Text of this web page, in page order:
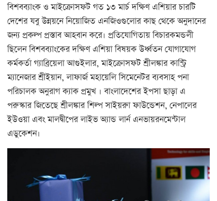
বিশবব্যাংক ও মাইক্রোসফট গত ১৩ মার্চ দক্ষিণ এশিয়ার চারটি
দেশের যবু উন্নয়নে নিয়োজিত এনজিওগুলোর কাছ থেকে অনুদানের
জন্য প্রকল্প প্রস্তাব আহবান করে। প্রতিযোগিতায় বিচারকমন্ডলী
ছিলেন বিশবব্যাংকের দক্ষিণ এশিয়া বিষয়ক উর্ধ্বতন যোগাযোগ
কর্মকর্তা গ্যাব্রিয়েলা আগুইলার, মাইক্রোসফট শ্রীলঙ্কার কান্ট্রি
ম্যানেজার শ্রীইয়ান, লাফার্জ মহায়েলি সিমেনেটর ব্যবসাহ পনা
পরিচালক অনুরাগ ক্যাক প্রমুখ । বাংলাদেশের ইপসা ছাড়া এ
পরুস্কার জিতেছে শ্রীলঙ্কার শিল্প সাইয়রুা ফাউন্ডেশন, নেপালের
ইউওয়া এবং মালদ্বীপের লাইভ অ্যান্ড লার্ন এনভায়রনমেন্টাল
এডুকেশন।